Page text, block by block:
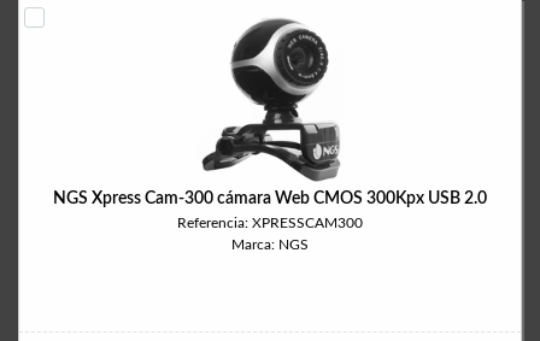
NGS Xpress Cam-300 cámara Web CMOS 300Kpx USB 2.0
Referencia: XPRESSCAM300
Marca: NGS